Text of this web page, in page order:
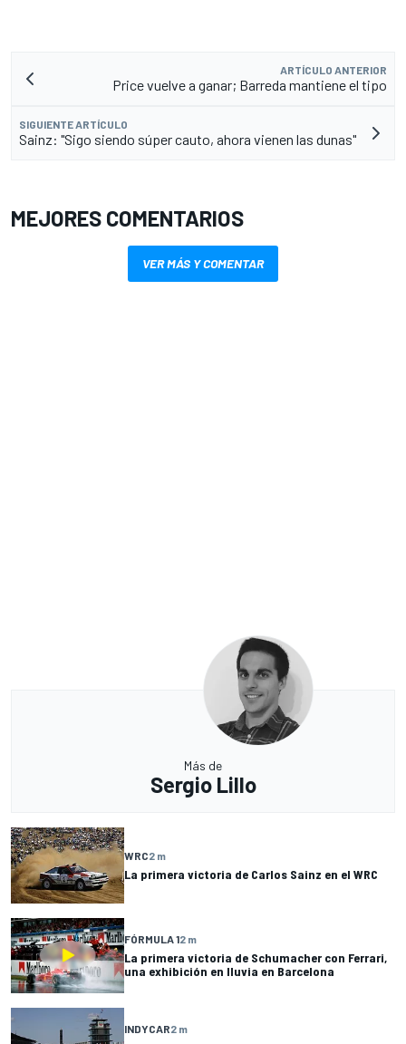
ARTÍCULO ANTERIOR
Price vuelve a ganar; Barreda mantiene el tipo
SIGUIENTE ARTÍCULO
Sainz: "Sigo siendo súper cauto, ahora vienen las dunas"
MEJORES COMENTARIOS
VER MÁS Y COMENTAR
Más de
Sergio Lillo
WRC2 m
La primera victoria de Carlos Sainz en el WRC
FÓRMULA 12 m
La primera victoria de Schumacher con Ferrari,
una exhibición en lluvia en Barcelona
INDYCAR2 m